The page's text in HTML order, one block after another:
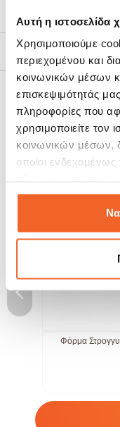
Αυτή η ιστοσελίδα
Χρησιμοποιούμε
περιεχομένου και
κοινωνικών μέσων
επισκεψιμότητάς
πληροφορίες που
χρησιμοποιείτε τον
κοινωνικών μέσων,
οποίοι
έχουν συλλέξει σε
των υπηρεσιών τους.
Να
Τρόποι
Πολιτική
SALE!
-30%
Φόρμα